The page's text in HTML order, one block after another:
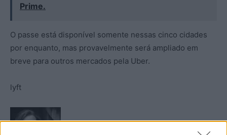
Prime.
O passe está disponível somente nessas cinco cidades
por enquanto, mas provavelmente será ampliado em
breve para outros mercados pela Uber.
lyft